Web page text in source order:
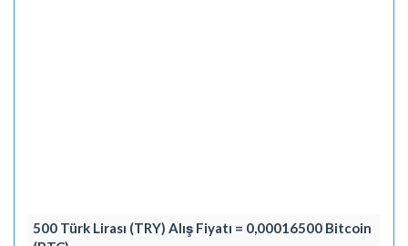
500 Türk Lirası (TRY) Alış Fiyatı = 0,00016500 Bitcoin